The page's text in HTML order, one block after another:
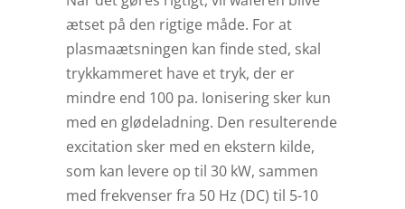
ætset på den rigtige måde. For at
plasmaætsningen kan finde sted, skal
trykkammeret have et tryk, der er
mindre end 100 pa. Ionisering sker kun
med en glødeladning. Den resulterende
excitation sker med en ekstern kilde,
som kan levere op til 30 kW, sammen
med frekvenser fra 50 Hz (DC) til 5-10